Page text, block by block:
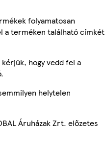
folyamatosan
a terméken található címkét
hogy vedd fel a
helytelen
Áruházak Zrt. előzetes